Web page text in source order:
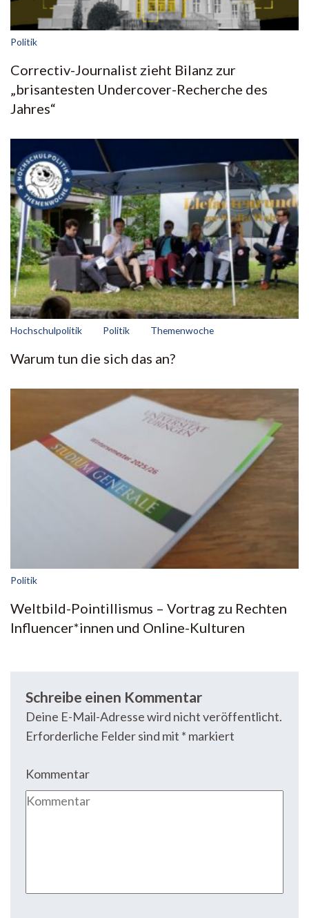
Politik
Correctiv-Journalist zieht Bilanz zur
„brisantesten Undercover-Recherche des
Jahres“
Hochschulpolitik Politik Themenwoche
Warum tun die sich das an?
Politik
Weltbild-Pointillismus – Vortrag zu Rechten
Influencer*innen und Online-Kulturen
Schreibe einen Kommentar
Deine E-Mail-Adresse wird nicht veröffentlicht.
Erforderliche Felder sind mit * markiert
Kommentar